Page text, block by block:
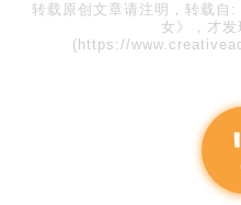
转载原创文章请注明，转载自:
女》，才发
(https://